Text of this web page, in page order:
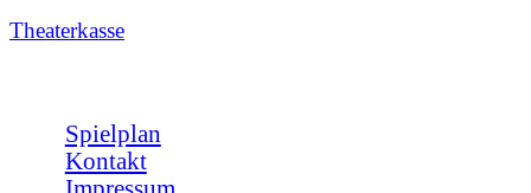
Theaterkasse
Spielplan
Kontakt